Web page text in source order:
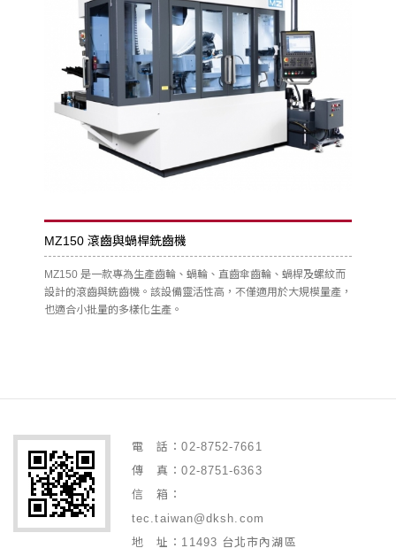
MZ150 滾齒與蝸桿銑齒機
MZ150 是一款專為生產齒輪、蝸輪、直齒傘齒輪、蝸桿及螺紋而
設計的滾齒與銑齒機。該設備靈活性高，不僅適用於大規模量產，
也適合小批量的多樣化生產。
電 話：02-8752-7661
傳 真：02-8751-6363
信 箱：
tec.taiwan@dksh.com
地 址：11493 台北市內湖區